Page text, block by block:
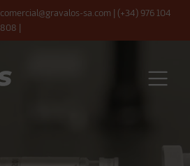
comercial@gravalos-sa.com | (+34) 976 104
808 |